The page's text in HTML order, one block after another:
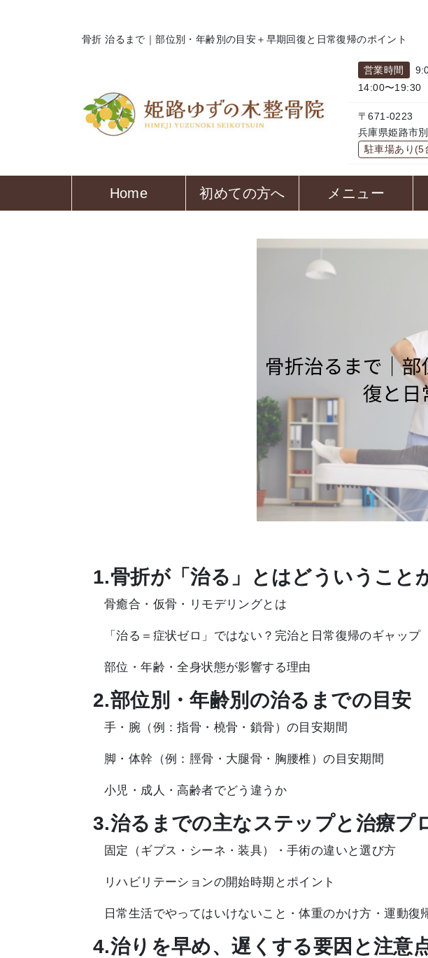
骨折 治るまで｜部位別・年齢別の目安＋早期回復と日常復帰のポイント
営業時間
14:00〜19:30
〒671-0223
兵庫県姫路市
駐車場あり(5
Home 初めての方へ メニュー
1.骨折が「治る」とはどういうこと
骨癒合・仮骨・リモデリングとは
「治る＝症状ゼロ」ではない？完治と日常復帰のギャップ
部位・年齢・全身状態が影響する理由
2.部位別・年齢別の治るまでの目安
手・腕（例：指骨・橈骨・鎖骨）の目安期間
脚・体幹（例：脛骨・大腿骨・胸腰椎）の目安期間
小児・成人・高齢者でどう違うか
3.治るまでの主なステップと治療プ
固定（ギプス・シーネ・装具）・手術の違いと選び方
リハビリテーションの開始時期とポイント
日常生活でやってはいけないこと・体重のかけ方・運動復
4.治りを早め、遅くする要因と注意